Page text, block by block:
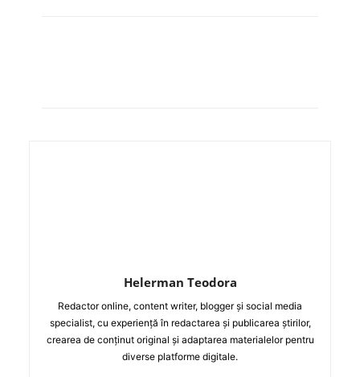
Helerman Teodora
Redactor online, content writer, blogger și social media
specialist, cu experiență în redactarea și publicarea știrilor,
crearea de conținut original și adaptarea materialelor pentru
diverse platforme digitale.